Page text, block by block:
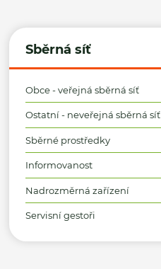
Sběrná síť
Obce - veřejná sběrná síť
Ostatní - neveřejná sběrná síť
Sběrné prostředky
Informovanost
Nadrozměrná zařízení
Servisní gestoři